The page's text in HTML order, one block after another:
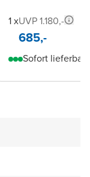
1 xUVP 1.180,-
685,-
Sofort lieferbar